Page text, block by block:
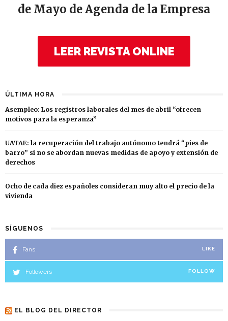
de Mayo de Agenda de la Empresa
LEER REVISTA ONLINE
ÚLTIMA HORA
Asempleo: Los registros laborales del mes de abril “ofrecen
motivos para la esperanza”
UATAE: la recuperación del trabajo autónomo tendrá “pies de
barro” si no se abordan nuevas medidas de apoyo y extensión de
derechos
Ocho de cada diez españoles consideran muy alto el precio de la
vivienda
SÍGUENOS
Fans LIKE
Followers FOLLOW
EL BLOG DEL DIRECTOR